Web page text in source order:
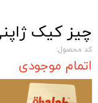
چیز کیک
کد محصول:
اتمام موجودی